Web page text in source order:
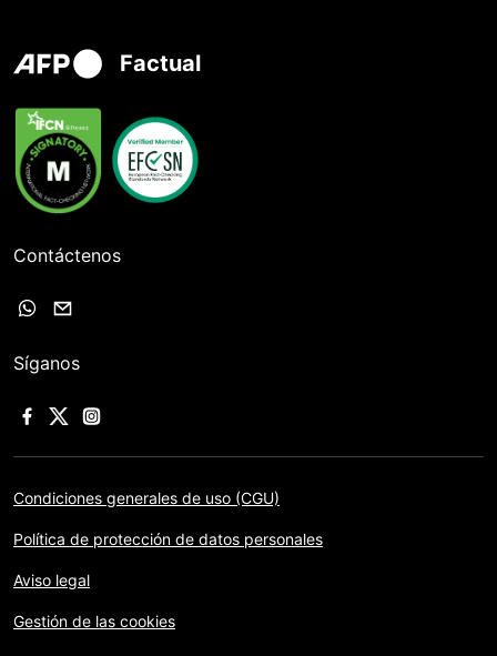
Factual
Contáctenos
Síganos
Condiciones generales de uso (CGU)
Política de protección de datos personales
Aviso legal
Gestión de las cookies